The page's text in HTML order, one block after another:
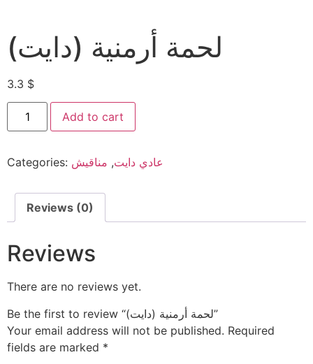
لحمة أرمنية (دايت)
3.3 $
Add to cart
Categories: عادي دايت, مناقيش
Reviews (0)
Reviews
There are no reviews yet.
Be the first to review “لحمة أرمنية (دايت)”
Your email address will not be published. Required
fields are marked *